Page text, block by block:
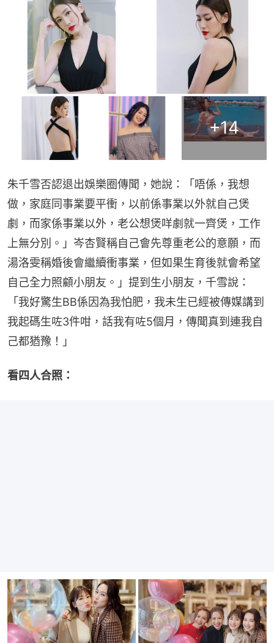
+14
朱千雪否認退出娛樂圈傳聞，她說：「唔係，我想
做，家庭同事業要平衝，以前係事業以外就自己煲
劇，而家係事業以外，老公想煲咩劇就一齊煲，工作
上無分別。」岑杏賢稱自己會先尊重老公的意願，而
湯洛雯稱婚後會繼續衝事業，但如果生育後就會希望
自己全力照顧小朋友。」提到生小朋友，千雪說：
「我好驚生BB係因為我怕肥，我未生已經被傳媒講到
我起碼生咗3件咁，話我有咗5個月，傳聞真到連我自
己都猶豫！」
看四人合照：